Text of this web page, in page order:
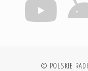
© POLSKIE